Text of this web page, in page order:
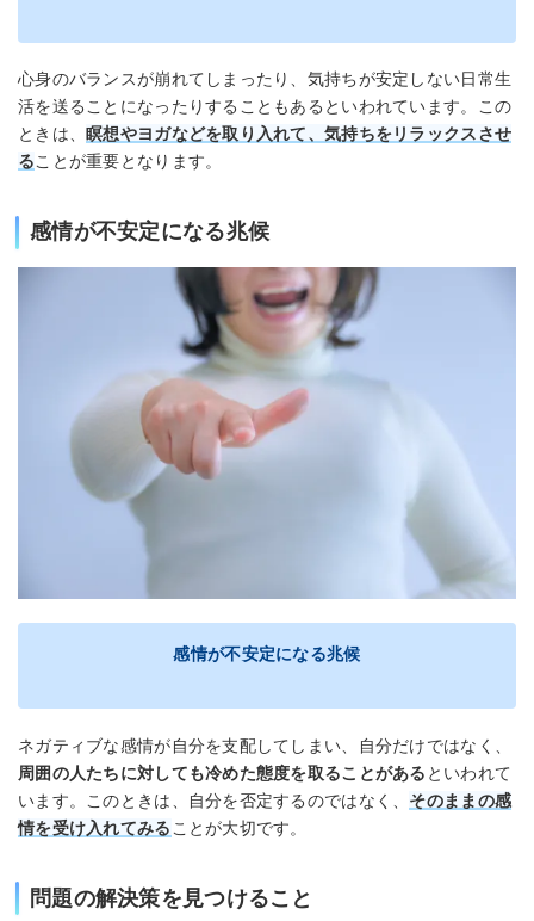
心身のバランスが崩れてしまったり、気持ちが安定しない日常生
活を送ることになったりすることもあるといわれています。この
ときは、瞑想やヨガなどを取り入れて、気持ちをリラックスさせ
ることが重要となります。
感情が不安定になる兆候
感情が不安定になる兆候
ネガティブな感情が自分を支配してしまい、自分だけではなく、
周囲の人たちに対しても冷めた態度を取ることがある といわれて
います。このときは、自分を否定するのではなく、 そのままの感
情を受け入れてみる ことが大切です。
問題の解決策を見つけること